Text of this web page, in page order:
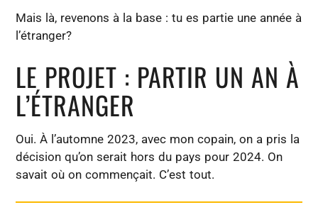
Mais là, revenons à la base : tu es partie une année à
l’étranger?
LE PROJET : PARTIR UN AN À
L’ÉTRANGER
Oui. À l’automne 2023, avec mon copain, on a pris la
décision qu’on serait hors du pays pour 2024. On
savait où on commençait. C’est tout.